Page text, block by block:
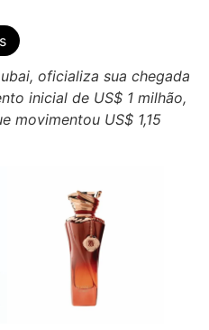
oficializa sua chegada
inicial de US$ 1 milhão,
movimentou US$ 1,15